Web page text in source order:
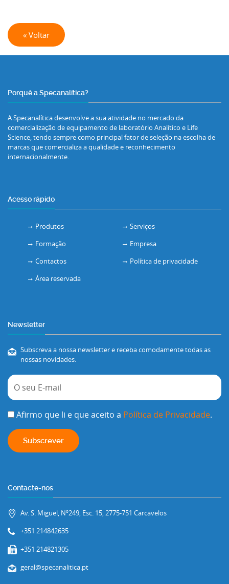
« Voltar
Porquê a Specanalítica?
A Specanalítica desenvolve a sua atividade no mercado da
comercialização de equipamento de laboratório Analítico e Life
Science, tendo sempre como principal fator de seleção na escolha de
marcas que comercializa a qualidade e reconhecimento
internacionalmente.
Acesso rápido
Produtos
Serviços
Formação
Empresa
Contactos
Política de privacidade
Área reservada
Newsletter
Subscreva a nossa newsletter e receba comodamente todas as
nossas novidades.
Afirmo que li e que aceito a Política de Privacidade.
Contacte-nos
Av. S. Miguel, Nº249, Esc. 15, 2775-751 Carcavelos
+351 214842635
+351 214821305
geral@specanalitica.pt